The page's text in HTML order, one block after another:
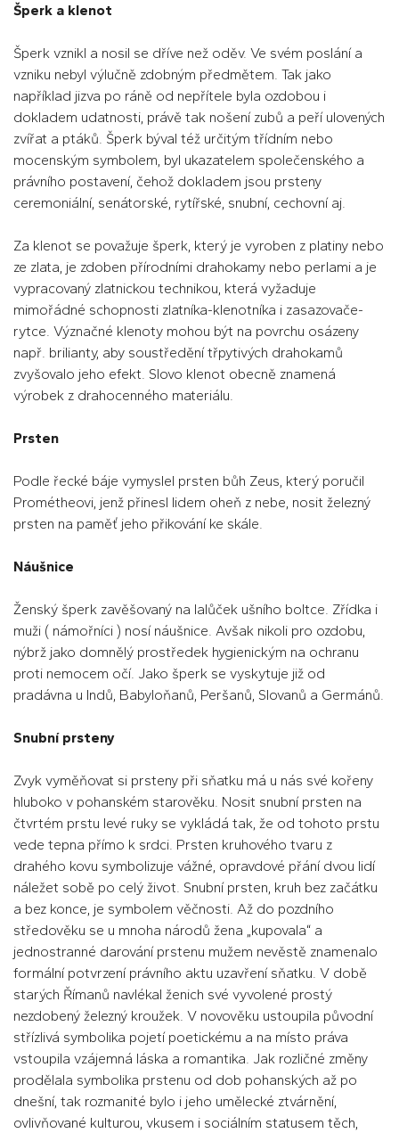
Šperk a klenot
Šperk vznikl a nosil se dříve než oděv. Ve svém poslání a
vzniku nebyl výlučně zdobným předmětem. Tak jako
například jizva po ráně od nepřítele byla ozdobou i
dokladem udatnosti, právě tak nošení zubů a peří ulovených
zvířat a ptáků. Šperk býval též určitým třídním nebo
mocenským symbolem, byl ukazatelem společenského a
právního postavení, čehož dokladem jsou prsteny
ceremoniální, senátorské, rytířské, snubní, cechovní aj.
Za klenot se považuje šperk, který je vyroben z platiny nebo
ze zlata, je zdoben přírodními drahokamy nebo perlami a je
vypracovaný zlatnickou technikou, která vyžaduje
mimořádné schopnosti zlatníka-klenotníka i zasazovače-
rytce. Význačné klenoty mohou být na povrchu osázeny
např. brilianty, aby soustředění třpytivých drahokamů
zvyšovalo jeho efekt. Slovo klenot obecně znamená
výrobek z drahocenného materiálu.
Prsten
Podle řecké báje vymyslel prsten bůh Zeus, který poručil
Prométheovi, jenž přinesl lidem oheň z nebe, nosit železný
prsten na paměť jeho přikování ke skále.
Náušnice
Ženský šperk zavěšovaný na lalůček ušního boltce. Zřídka i
muži ( námořníci ) nosí náušnice. Avšak nikoli pro ozdobu,
nýbrž jako domnělý prostředek hygienickým na ochranu
proti nemocem očí. Jako šperk se vyskytuje již od
pradávna u Indů, Babyloňanů, Peršanů, Slovanů a Germánů.
Snubní prsteny
Zvyk vyměňovat si prsteny při sňatku má u nás své kořeny
hluboko v pohanském starověku. Nosit snubní prsten na
čtvrtém prstu levé ruky se vykládá tak, že od tohoto prstu
vede tepna přímo k srdci. Prsten kruhového tvaru z
drahého kovu symbolizuje vážné, opravdové přání dvou lidí
náležet sobě po celý život. Snubní prsten, kruh bez začátku
a bez konce, je symbolem věčnosti. Až do pozdního
středověku se u mnoha národů žena „kupovala“ a
jednostranné darování prstenu mužem nevěstě znamenalo
formální potvrzení právního aktu uzavření sňatku. V době
starých Římanů navlékal ženich své vyvolené prostý
nezdobený železný kroužek. V novověku ustoupila původní
střízlivá symbolika pojetí poetickému a na místo práva
vstoupila vzájemná láska a romantika. Jak rozličné změny
prodělala symbolika prstenu od dob pohanských až po
dnešní, tak rozmanité bylo i jeho umělecké ztvárnění,
ovlivňované kulturou, vkusem i sociálním statusem těch,